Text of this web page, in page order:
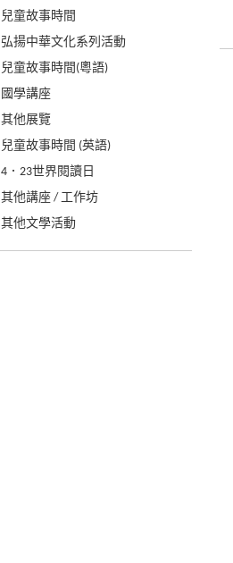
兒童故事時間
弘揚中華文化系列活動
兒童故事時間(粵語)
國學講座
其他展覽
兒童故事時間 (英語)
4．23世界閱讀日
其他講座 / 工作坊
其他文學活動